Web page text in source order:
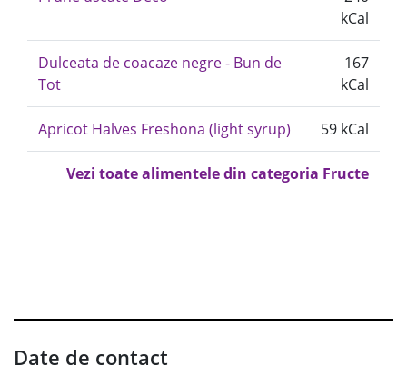
kCal
Dulceata de coacaze negre - Bun de
Tot
167
kCal
Apricot Halves Freshona (light syrup) 59 kCal
Vezi toate alimentele din categoria Fructe
Date de contact